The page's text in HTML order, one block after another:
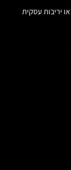
יריבות עסקית